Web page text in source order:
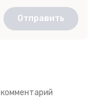
Отправить